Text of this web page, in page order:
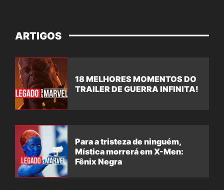
ARTIGOS
18 MELHORES MOMENTOS DO
TRAILER DE GUERRA INFINITA!
Para a tristeza de ninguém,
Mística morrerá em X-Men:
Fênix Negra